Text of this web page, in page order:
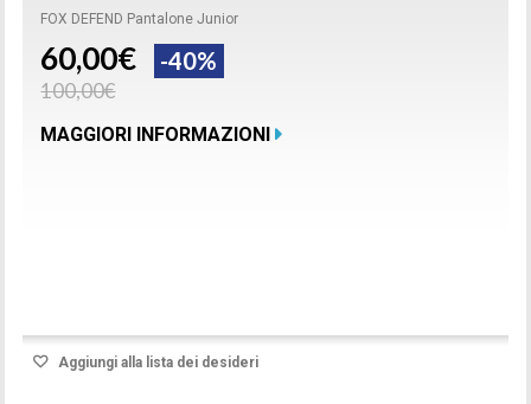
FOX DEFEND Pantalone Junior
60,00€ -40%
100,00€
MAGGIORI INFORMAZIONI
Aggiungi alla lista dei desideri